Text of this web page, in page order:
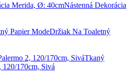
Nástenná Dekorácia
Držiak Na Toaletný
Tkaný
120/170cm, Sivá